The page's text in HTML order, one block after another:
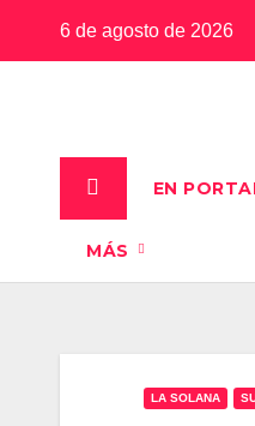
6 de agosto de 2026
EN
MÁS
LA SOLANA